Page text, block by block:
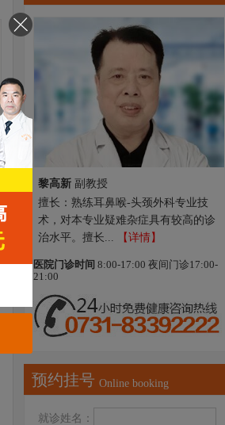
黎高新 副教授
擅长：熟练耳鼻喉-头颈外科专业技
术，对本专业疑难杂症具有较高的诊
治水平。擅长...
【详情】
医院门诊时间 8:00-17:00 夜间门诊17:00-
21:00
预约挂号 Online booking
就诊姓名：